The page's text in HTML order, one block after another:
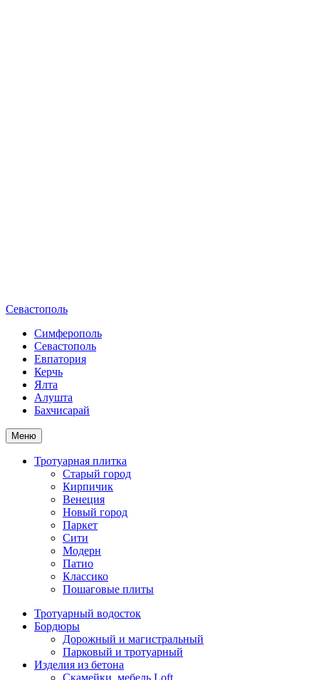
Севастополь
Симферополь
Севастополь
Евпатория
Керчь
Ялта
Алушта
Бахчисарай
Меню
Тротуарная плитка
Старый город
Кирпичик
Венеция
Новый город
Паркет
Сити
Модерн
Патио
Классико
Пошаговые плиты
Тротуарный водосток
Бордюры
Дорожный и магистральный
Парковый и тротуарный
Изделия из бетона
Скамейки, мебель Loft